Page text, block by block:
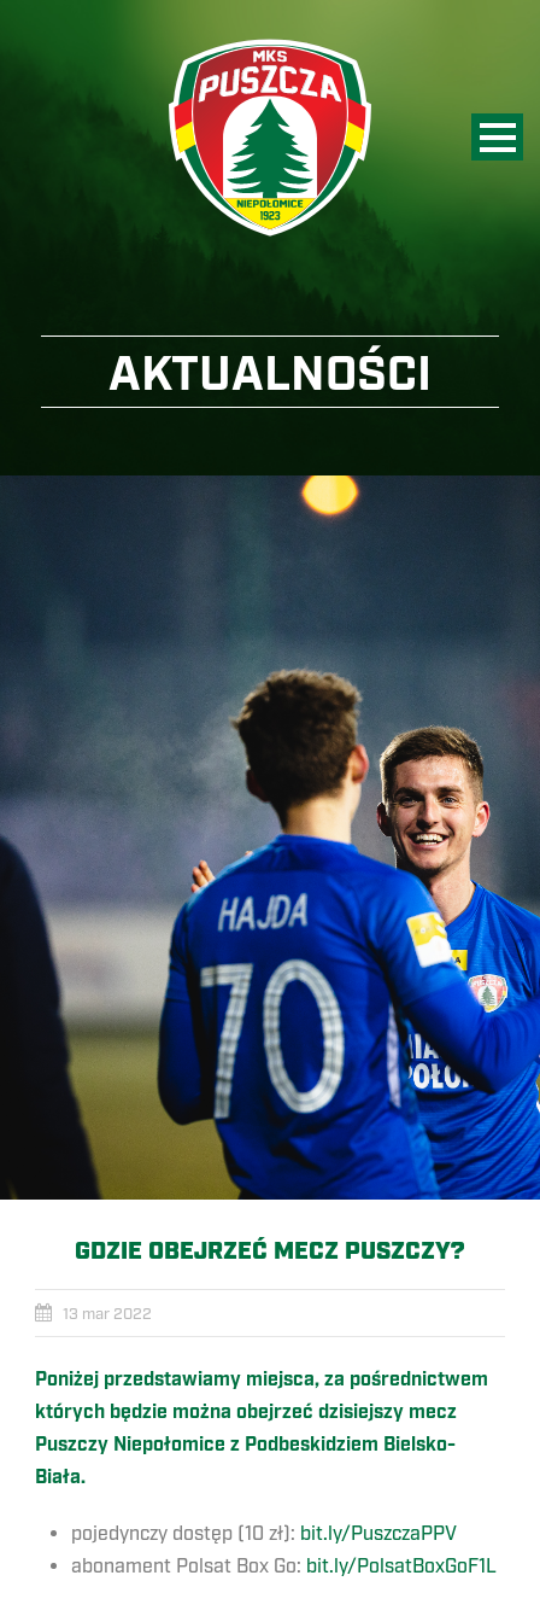
AKTUALNOŚCI
GDZIE OBEJRZEĆ MECZ PUSZCZY?
13 mar 2022
Poniżej przedstawiamy miejsca, za pośrednictwem
których będzie można obejrzeć dzisiejszy mecz
Puszczy Niepołomice z Podbeskidziem Bielsko-
Biała.
pojedynczy dostęp (10 zł): bit.ly/PuszczaPPV
abonament Polsat Box Go: bit.ly/PolsatBoxGoF1L